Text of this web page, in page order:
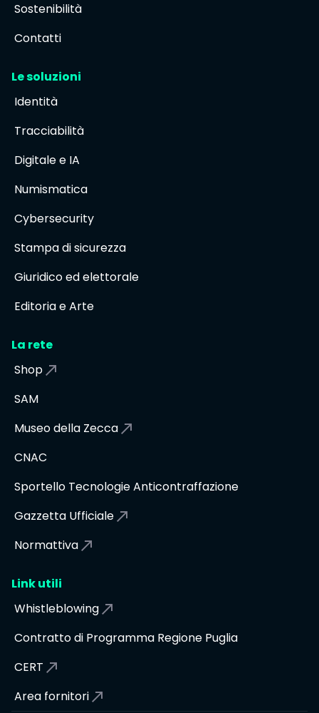
Sostenibilità
Contatti
Le soluzioni
Identità
Tracciabilità
Digitale e IA
Numismatica
Cybersecurity
Stampa di sicurezza
Giuridico ed elettorale
Editoria e Arte
La rete
Shop
SAM
Museo della Zecca
CNAC
Sportello Tecnologie Anticontraffazione
Gazzetta Ufficiale
Normattiva
Link utili
Whistleblowing
Contratto di Programma Regione Puglia
CERT
Area fornitori